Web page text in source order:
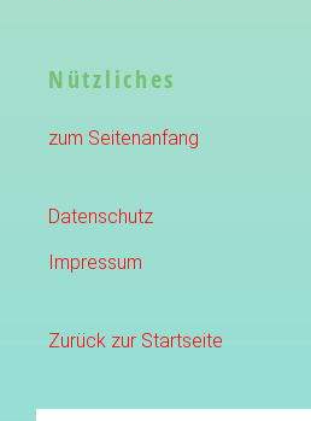
Nützliches
zum Seitenanfang
Datenschutz
Impressum
Zurück zur Startseite